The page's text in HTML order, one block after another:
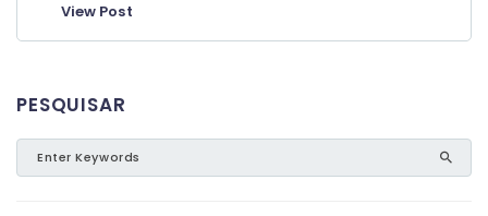
View Post
PESQUISAR